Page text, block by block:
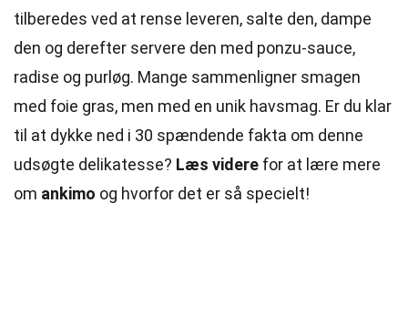
tilberedes ved at rense leveren, salte den, dampe
den og derefter servere den med ponzu-sauce,
radise og purløg. Mange sammenligner smagen
med foie gras, men med en unik havsmag. Er du klar
til at dykke ned i 30 spændende fakta om denne
udsøgte delikatesse? Læs videre for at lære mere
om ankimo og hvorfor det er så specielt!